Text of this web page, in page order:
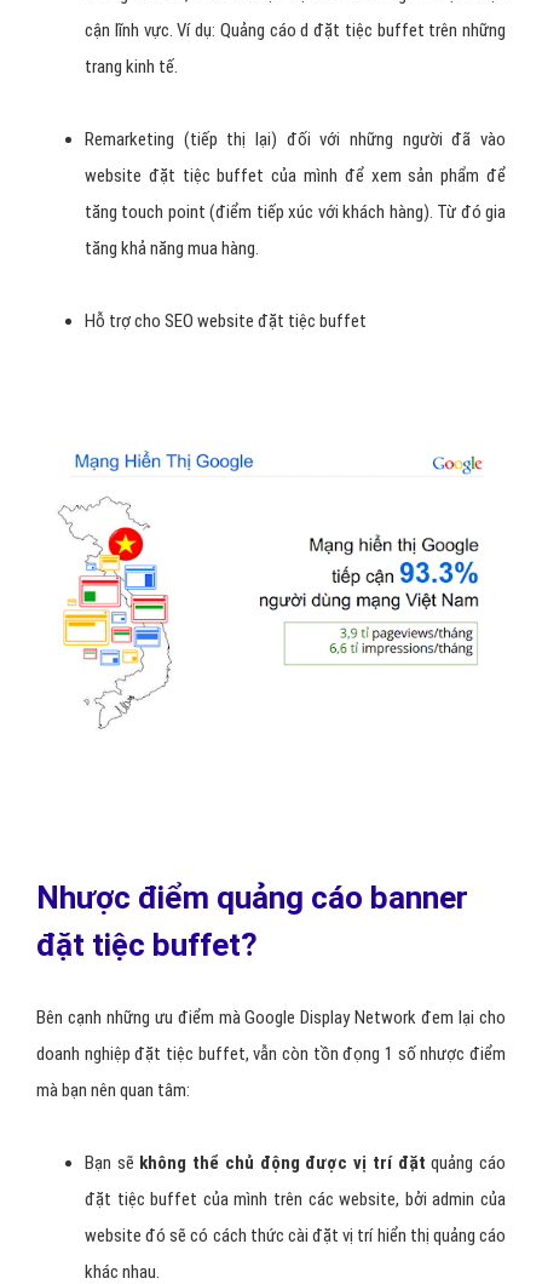
cận lĩnh vực. Ví dụ: Quảng cáo d đặt tiệc buffet trên những
trang kinh tế.
Remarketing (tiếp thị lại) đối với những người đã vào
website đặt tiệc buffet của mình để xem sản phẩm để
tăng touch point (điểm tiếp xúc với khách hàng). Từ đó gia
tăng khả năng mua hàng.
Hỗ trợ cho SEO website đặt tiệc buffet
Nhược điểm quảng cáo banner
đặt tiệc buffet?
Bên cạnh những ưu điểm mà Google Display Network đem lại cho
doanh nghiệp đặt tiệc buffet, vẫn còn tồn đọng 1 số nhược điểm
mà bạn nên quan tâm:
Bạn sẽ không thể chủ động được vị trí đặtquảng cáo
đặt tiệc buffet của mình trên các website, bởi admin của
website đó sẽ có cách thức cài đặt vị trí hiển thị quảng cáo
khác nhau.